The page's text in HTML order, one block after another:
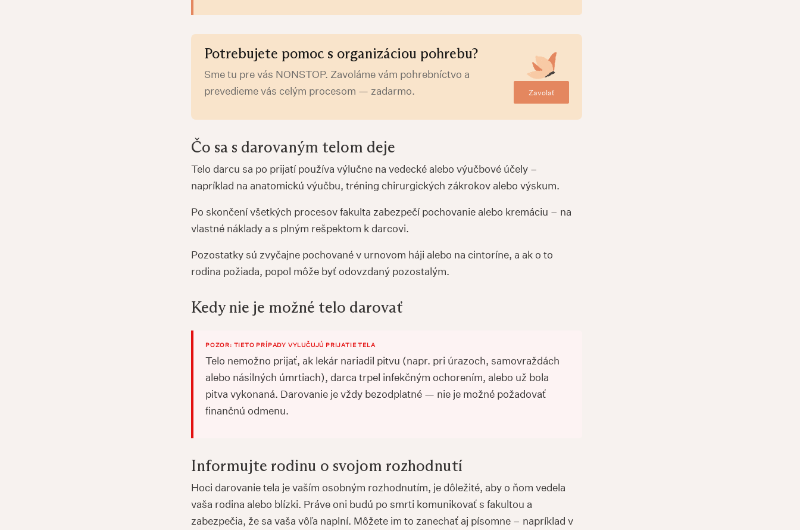
Potrebujete pomoc s organizáciou pohrebu?
Sme tu pre vás NONSTOP. Zavoláme vám pohrebníctvo a
prevedieme vás celým procesom — zadarmo.
Zavolať
Čo sa s darovaným telom deje
Telo darcu sa po prijatí používa výlučne na vedecké alebo výučbové účely –
napríklad na anatomickú výučbu, tréning chirurgických zákrokov alebo výskum.
Po skončení všetkých procesov fakulta zabezpečí pochovanie alebo kremáciu – na
vlastné náklady a s plným rešpektom k darcovi.
Pozostatky sú zvyčajne pochované v urnovom háji alebo na cintoríne, a ak o to
rodina požiada, popol môže byť odovzdaný pozostalým.
Kedy nie je možné telo darovať
POZOR: TIETO PRÍPADY VYLUČUJÚ PRIJATIE TELA
Telo nemožno prijať, ak lekár nariadil pitvu (napr. pri úrazoch, samovraždách
alebo násilných úmrtiach), darca trpel infekčným ochorením, alebo už bola
pitva vykonaná. Darovanie je vždy bezodplatné — nie je možné požadovať
finančnú odmenu.
Informujte rodinu o svojom rozhodnutí
Hoci darovanie tela je vaším osobným rozhodnutím, je dôležité, aby o ňom vedela
vaša rodina alebo blízki. Práve oni budú po smrti komunikovať s fakultou a
zabezpečia, že sa vaša vôľa naplní. Môžete im to zanechať aj písomne – napríklad v